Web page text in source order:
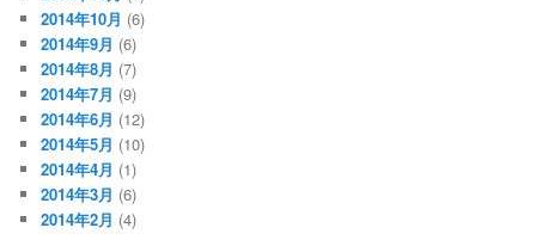
2014年10月 (6)
2014年9月 (6)
2014年8月 (7)
2014年7月 (9)
2014年6月 (12)
2014年5月 (10)
2014年4月 (1)
2014年3月 (6)
2014年2月 (4)